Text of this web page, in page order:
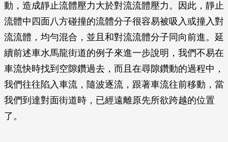
動，造成靜止流體壓力大於對流流體壓力。因此，靜止
流體中四面八方碰撞的流體分子很容易被吸入或撞入對
流流體，均勻混合，並且和對流流體分子同向前進。延
續前述車水馬龍街道的例子來進一步說明，我們不易在
車流快時找到空隙鑽過去，而且在尋隙鑽動的過程中，
我們往往陷入車流，隨波逐流，跟著車流往前移動，當
我們到達對面街道時，已經遠離原先所欲跨越的位置
了。